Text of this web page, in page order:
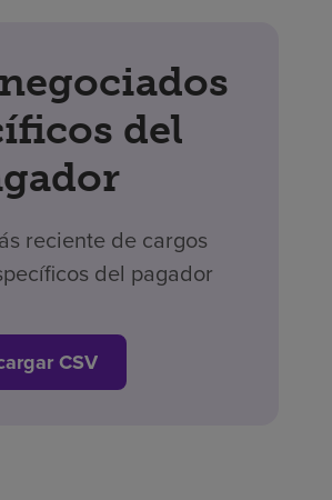
del
reciente de cargos
del pagador
CSV